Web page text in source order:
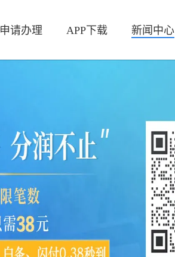
申请办理 APP下载 新闻中心